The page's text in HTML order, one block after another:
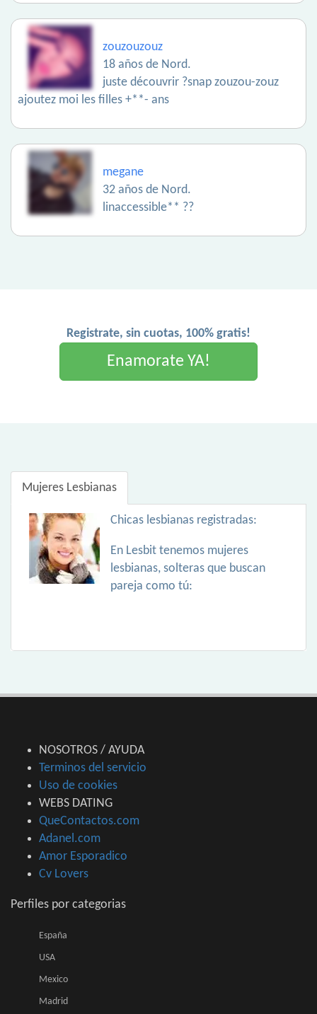
zouzouzouz
18 años de Nord.
juste découvrir ?snap zouzou-zouz
ajoutez moi les filles +**- ans
megane
32 años de Nord.
linaccessible** ??
Registrate, sin cuotas, 100% gratis!
Enamorate YA!
Mujeres Lesbianas
Chicas lesbianas registradas:
En Lesbit tenemos mujeres
lesbianas, solteras que buscan
pareja como tú:
NOSOTROS / AYUDA
Terminos del servicio
Uso de cookies
WEBS DATING
QueContactos.com
Adanel.com
Amor Esporadico
Cv Lovers
Perfiles por categorias
España
USA
Mexico
Madrid